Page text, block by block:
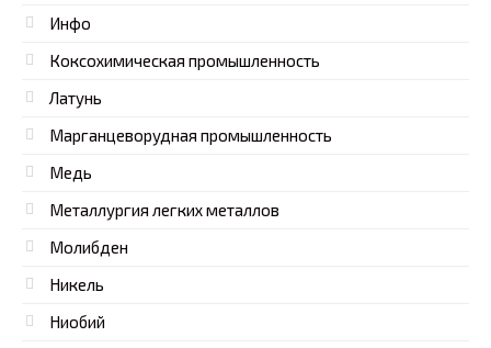
Инфо
Коксохимическая промышленность
Латунь
Марганцеворудная промышленность
Медь
Металлургия легких металлов
Молибден
Никель
Ниобий